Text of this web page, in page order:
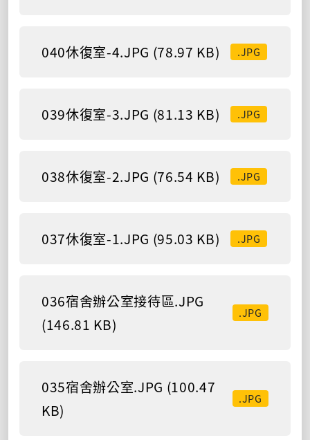
040休復室-4.JPG (78.97 KB) .JPG
039休復室-3.JPG (81.13 KB) .JPG
038休復室-2.JPG (76.54 KB) .JPG
037休復室-1.JPG (95.03 KB) .JPG
036宿舍辦公室接待區.JPG
(146.81 KB)
.JPG
035宿舍辦公室.JPG (100.47
KB)
.JPG